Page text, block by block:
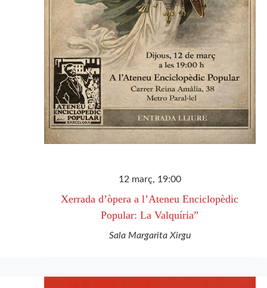
12 març, 19:00
Xerrada d’òpera a l’Ateneu Enciclopèdic
Popular: La Valquíria”
Sala Margarita Xirgu